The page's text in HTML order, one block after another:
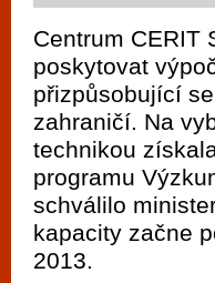
Centrum CERIT
poskytovat
přizpůsobující
zahraničí. Na
technikou
programu
schválilo
kapacity začne
2013.